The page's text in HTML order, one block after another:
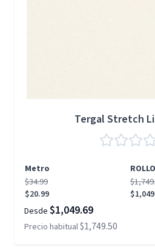
Tergal Stretch
Metro
ROLLO
$34.99
$20.99
Desde $1,049.69
Precio habitual$1,749.50